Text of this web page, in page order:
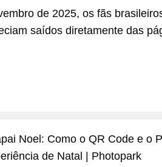
de 2025, os fãs
saídos diretamente das